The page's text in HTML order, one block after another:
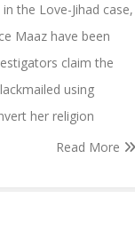
the Love-Jihad case,
Maaz have been
claim the
using
her religion
Read More